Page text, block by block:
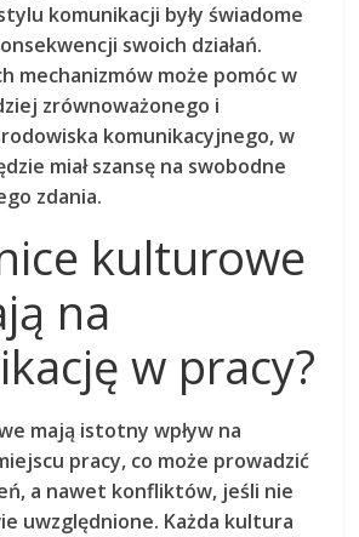
komunikacji były świadome
swoich działań.
mechanizmów może pomóc w
zrównoważonego i
komunikacyjnego, w
miał szansę na swobodne
zdania.
kulturowe
na
w pracy?
mają istotny wpływ na
pracy, co może prowadzić
a nawet konfliktów, jeśli nie
uwzględnione. Każda kultura